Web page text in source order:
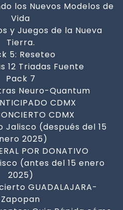
los Nuevos Modelos de
Vida
y Juegos de la Nueva
Tierra.
5: Reseteo
12 Triadas Fuente
Pack 7
Neuro-Quantum
CDMX
CDMX
Jalisco (después del 15
2025)
POR DONATIVO
(antes del 15 enero
2025)
GUADALAJARA-
Zapopan